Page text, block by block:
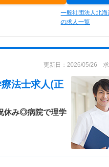
一般社団法人北
の求人一覧
更新日：2026/05/26
法士求人(正
休み◎病院で理学